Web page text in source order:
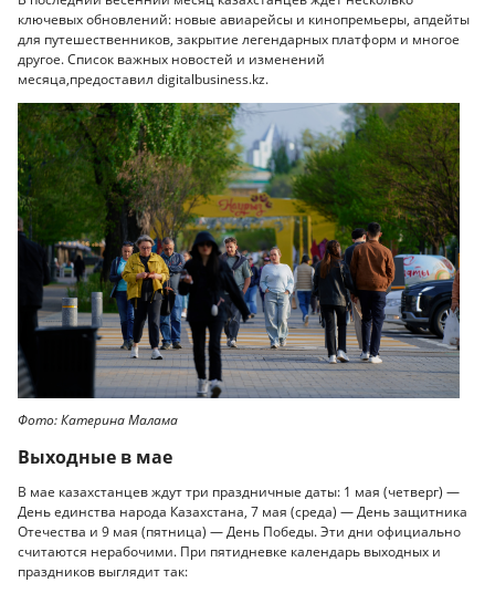
ключевых обновлений: новые авиарейсы и кинопремьеры, апдейты
для путешественников, закрытие легендарных платформ и многое
другое. Список важных новостей и изменений
месяца,предоставил digitalbusiness.kz.
Фото: Катерина Малама
Выходные в мае
В мае казахстанцев ждут три праздничные даты: 1 мая (четверг) —
День единства народа Казахстана, 7 мая (среда) — День защитника
Отечества и 9 мая (пятница) — День Победы. Эти дни официально
считаются нерабочими. При пятидневке календарь выходных и
праздников выглядит так: